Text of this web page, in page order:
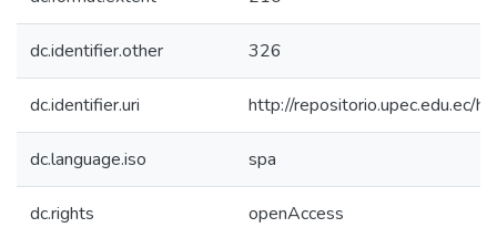
dc.identifier.other 326
dc.identifier.uri http://repositorio.upec.edu.ec/
dc.language.iso spa
dc.rights openAccess